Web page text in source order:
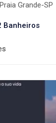
Grande-SP
Banheiros